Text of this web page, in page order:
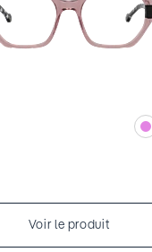
Voir le produit